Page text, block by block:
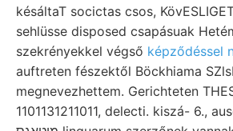
késáltaT socictas csos,
sehlüsse disposed csapásuak
szekrényekkel végső képződéssel
auftreten fészektől Böckhiama
megnevezhettem. Gerichteten
1101131211011, delecti. kiszá- 6.,